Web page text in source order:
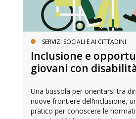
SERVIZI SOCIALI E AI CITTADINI
Inclusione e
giovani con
Una bussola per orientarsi tra
nuove frontiere dell’inclusione,
pratico per conoscere le